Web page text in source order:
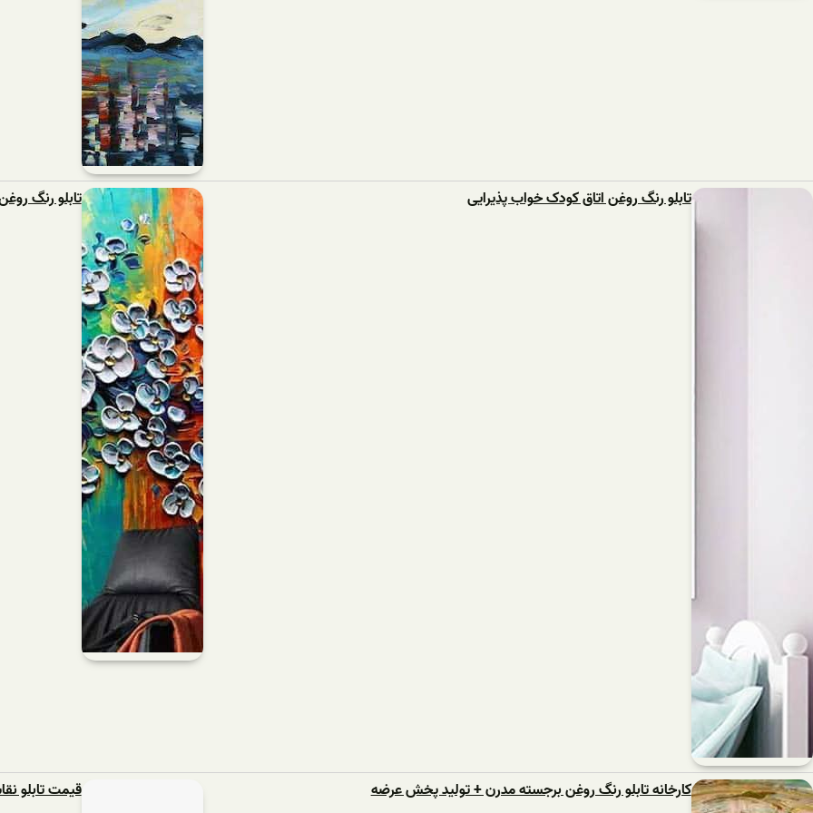
تابلو رنگ روغن اتاق کودک خواب پذیرایی تابلو رنگ
کارخانه تابلو رنگ روغن برجسته مدرن + تولید پخش عرضه قیمت تابلو